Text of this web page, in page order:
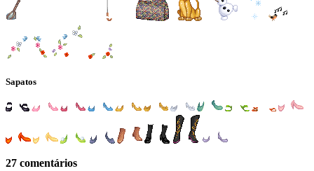
Sapatos
27 comentários